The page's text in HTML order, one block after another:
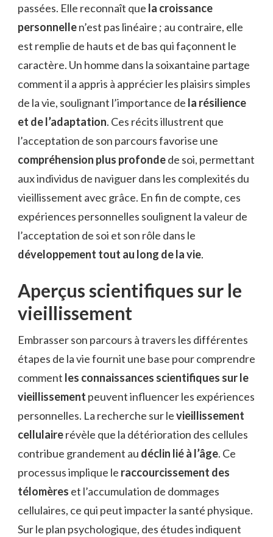
passées. Elle reconnaît que la croissance
personnellen’est pas linéaire ; au contraire, elle
est remplie de hauts et de bas qui façonnent le
caractère. Un homme dans la soixantaine partage
comment il a appris à apprécier les plaisirs simples
de la vie, soulignant l’importance de la résilience
et de l’adaptation. Ces récits illustrent que
l’acceptation de son parcours favorise une
compréhension plus profondede soi, permettant
aux individus de naviguer dans les complexités du
vieillissement avec grâce. En fin de compte, ces
expériences personnelles soulignent la valeur de
l’acceptation de soi et son rôle dans le
développement tout au long de la vie.
Aperçus scientifiques sur le
vieillissement
Embrasser son parcours à travers les différentes
étapes de la vie fournit une base pour comprendre
comment les connaissances scientifiques sur le
vieillissement peuvent influencer les expériences
personnelles. La recherche sur levieillissement
cellulairerévèle que la détérioration des cellules
contribue grandement au déclin lié à l’âge. Ce
processus implique le raccourcissement des
télomères et l’accumulation de dommages
cellulaires, ce qui peut impacter la santé physique.
Sur le plan psychologique, des études indiquent